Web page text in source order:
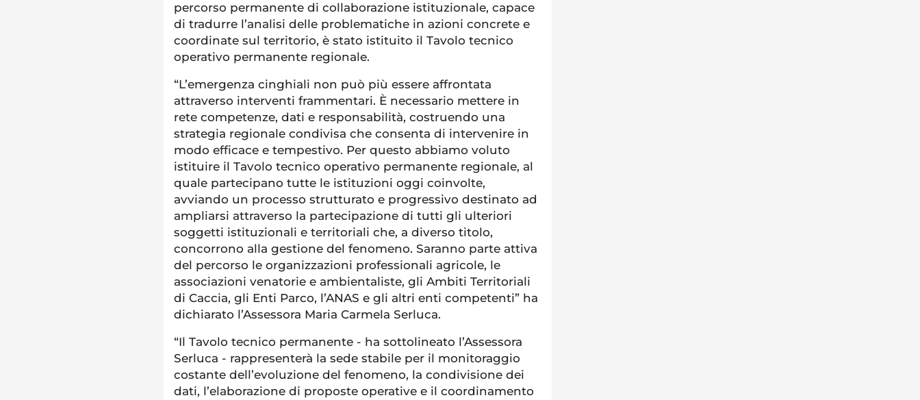
percorso permanente di collaborazione istituzionale, capace
di tradurre l’analisi delle problematiche in azioni concrete e
coordinate sul territorio, è stato istituito il Tavolo tecnico
operativo permanente regionale.
“L’emergenza cinghiali non può più essere affrontata
attraverso interventi frammentari. È necessario mettere in
rete competenze, dati e responsabilità, costruendo una
strategia regionale condivisa che consenta di intervenire in
modo efficace e tempestivo. Per questo abbiamo voluto
istituire il Tavolo tecnico operativo permanente regionale, al
quale partecipano tutte le istituzioni oggi coinvolte,
avviando un processo strutturato e progressivo destinato ad
ampliarsi attraverso la partecipazione di tutti gli ulteriori
soggetti istituzionali e territoriali che, a diverso titolo,
concorrono alla gestione del fenomeno. Saranno parte attiva
del percorso le organizzazioni professionali agricole, le
associazioni venatorie e ambientaliste, gli Ambiti Territoriali
di Caccia, gli Enti Parco, l’ANAS e gli altri enti competenti” ha
dichiarato l’Assessora Maria Carmela Serluca.
“Il Tavolo tecnico permanente - ha sottolineato l’Assessora
Serluca - rappresenterà la sede stabile per il monitoraggio
costante dell’evoluzione del fenomeno, la condivisione dei
dati, l’elaborazione di proposte operative e il coordinamento